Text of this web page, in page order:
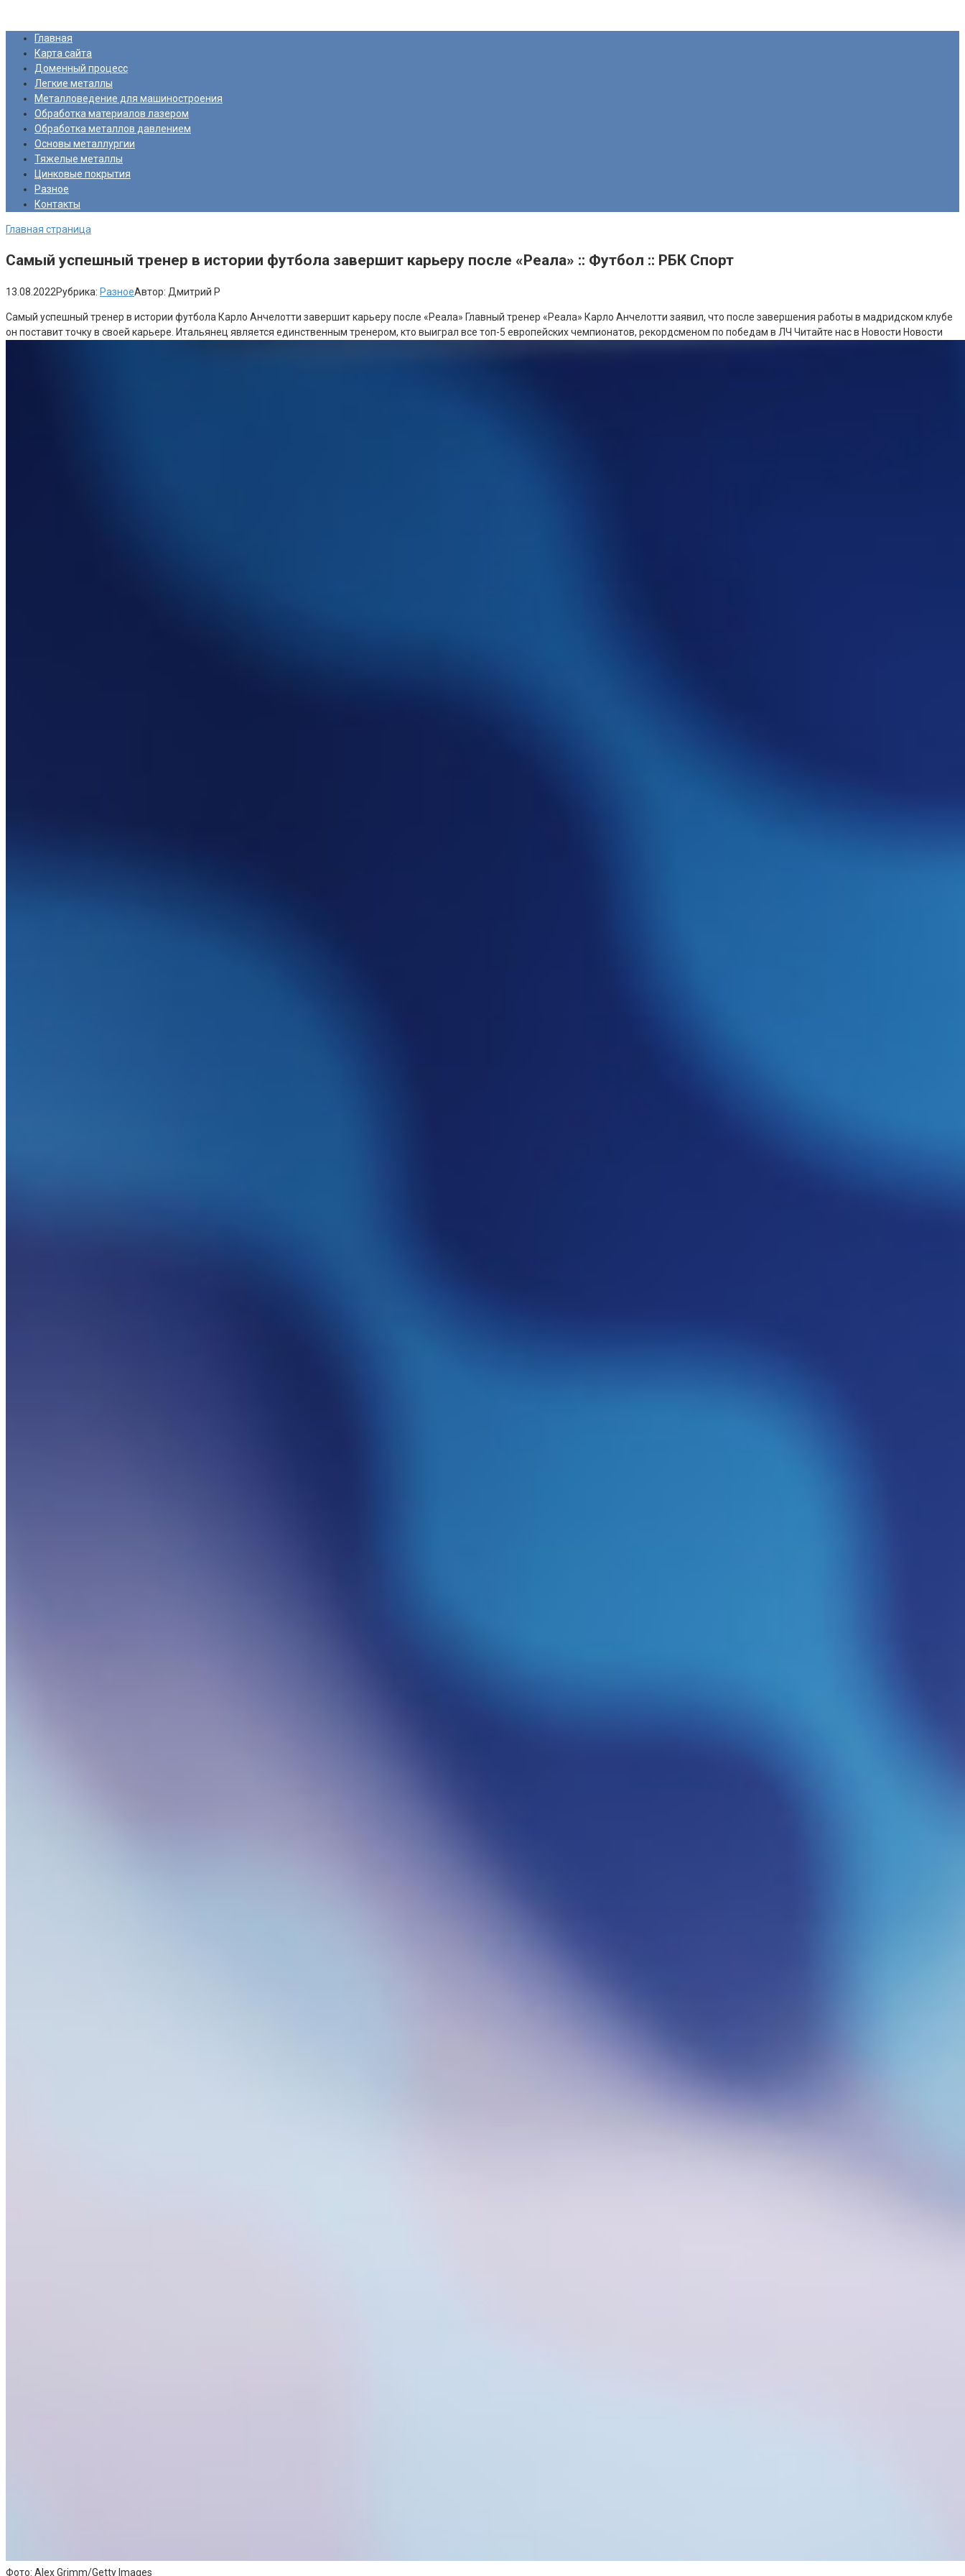
контентуГлавная
Карта сайта
Доменный процесс
Легкие металлы
Металловедение для машиностроения
Обработка материалов лазером
Обработка металлов давлением
Основы металлургии
Тяжелые металлы
Цинковые покрытия
Разное
Контакты
Главная страница
Самый успешный тренер в истории футбола завершит карьеру после «Реала» :: Футбол :: РБК Спорт
13.08.2022Рубрика: РазноеАвтор: Дмитрий Р
Самый успешный тренер в истории футбола Карло Анчелотти завершит карьеру после «Реала» Главный тренер «Реала» Карло Анчелотти заявил, что после завершения работы в мадридском клубе
он поставит точку в своей карьере. Итальянец является единственным тренером, кто выиграл все топ-5 европейских чемпионатов, рекордсменом по победам в ЛЧ Читайте нас в Новости Новости
Фото: Alex Grimm/Getty Images